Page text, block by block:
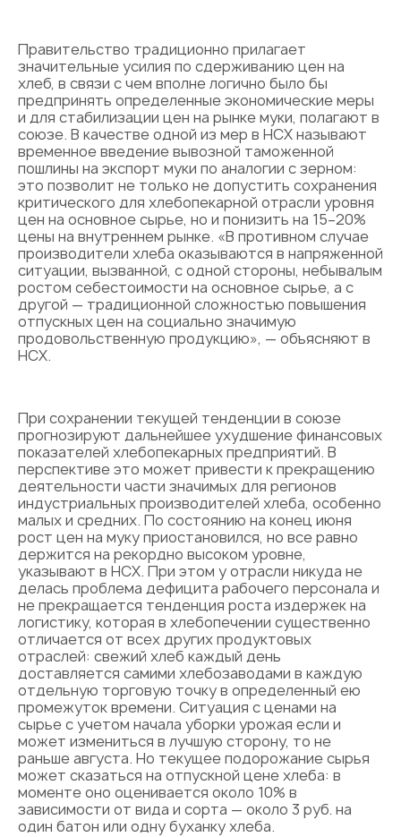
Правительство традиционно прилагает
значительные усилия по сдерживанию цен на
хлеб, в связи с чем вполне логично было бы
предпринять определенные экономические меры
и для стабилизации цен на рынке муки, полагают в
союзе. В качестве одной из мер в НСХ называют
временное введение вывозной таможенной
пошлины на экспорт муки по аналогии с зерном:
это позволит не только не допустить сохранения
критического для хлебопекарной отрасли уровня
цен на основное сырье, но и понизить на 15–20%
цены на внутреннем рынке. «В противном случае
производители хлеба оказываются в напряженной
ситуации, вызванной, с одной стороны, небывалым
ростом себестоимости на основное сырье, а с
другой — традиционной сложностью повышения
отпускных цен на социально значимую
продовольственную продукцию», — объясняют в
НСХ.
При сохранении текущей тенденции в союзе
прогнозируют дальнейшее ухудшение финансовых
показателей хлебопекарных предприятий. В
перспективе это может привести к прекращению
деятельности части значимых для регионов
индустриальных производителей хлеба, особенно
малых и средних. По состоянию на конец июня
рост цен на муку приостановился, но все равно
держится на рекордно высоком уровне,
указывают в НСХ. При этом у отрасли никуда не
делась проблема дефицита рабочего персонала и
не прекращается тенденция роста издержек на
логистику, которая в хлебопечении существенно
отличается от всех других продуктовых
отраслей: свежий хлеб каждый день
доставляется самими хлебозаводами в каждую
отдельную торговую точку в определенный ею
промежуток времени. Ситуация с ценами на
сырье с учетом начала уборки урожая если и
может измениться в лучшую сторону, то не
раньше августа. Но текущее подорожание сырья
может сказаться на отпускной цене хлеба: в
моменте оно оценивается около 10% в
зависимости от вида и сорта — около 3 руб. на
один батон или одну буханку хлеба.